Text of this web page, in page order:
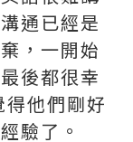
通已經是
，一開始
後都很幸
他們剛好
驗了。